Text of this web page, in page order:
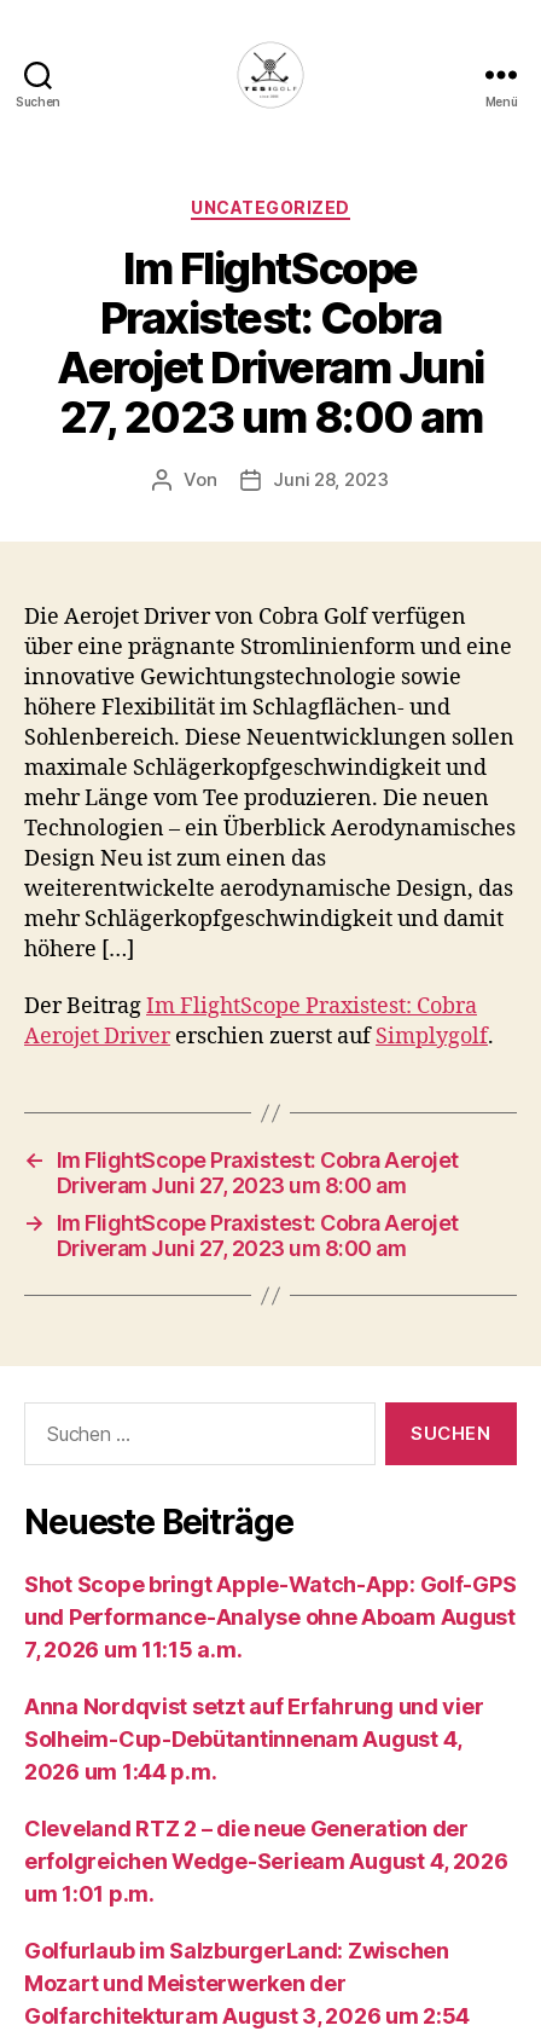
Suchen
Deine
Plattform
für
Golfbegeisterte!
Menü
Kategorien
UNCATEGORIZED
Im FlightScope
Praxistest: Cobra
Aerojet Driveram Juni
27, 2023 um 8:00 am
Beitragsautor
Von Veröffentlichungsdatum
Juni 28, 2023
Die Aerojet Driver von Cobra Golf verfügen
über eine prägnante Stromlinienform und eine
innovative Gewichtungstechnologie sowie
höhere Flexibilität im Schlagflächen- und
Sohlenbereich. Diese Neuentwicklungen sollen
maximale Schlägerkopfgeschwindigkeit und
mehr Länge vom Tee produzieren. Die neuen
Technologien – ein Überblick Aerodynamisches
Design Neu ist zum einen das
weiterentwickelte aerodynamische Design, das
mehr Schlägerkopfgeschwindigkeit und damit
höhere […]
Der BeitragIm FlightScope Praxistest: Cobra
Aerojet Drivererschien zuerst aufSimplygolf.
←
Im FlightScope Praxistest: Cobra Aerojet
Driveram Juni 27, 2023 um 8:00 am
→
Im FlightScope Praxistest: Cobra Aerojet
Driveram Juni 27, 2023 um 8:00 am
nach:
Neueste Beiträge
Shot Scope bringt Apple-Watch-App: Golf-GPS
und Performance-Analyse ohne Aboam August
7, 2026 um 11:15 a.m.
Anna Nordqvist setzt auf Erfahrung und vier
Solheim-Cup-Debütantinnenam August 4,
2026 um 1:44 p.m.
Cleveland RTZ 2 – die neue Generation der
erfolgreichen Wedge-Serieam August 4, 2026
um 1:01 p.m.
Golfurlaub im SalzburgerLand: Zwischen
Mozart und Meisterwerken der
Golfarchitekturam August 3, 2026 um 2:54